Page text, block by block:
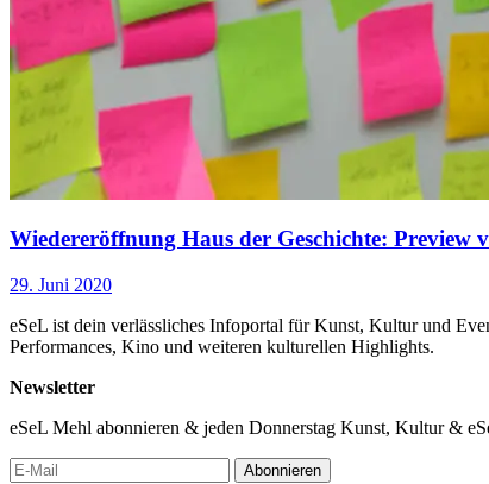
Wiedereröffnung Haus der Geschichte: Preview
29. Juni 2020
eSeL ist dein verlässliches Infoportal für Kunst, Kultur und
Performances, Kino und weiteren kulturellen Highlights.
Newsletter
eSeL Mehl abonnieren & jeden Donnerstag Kunst, Kultur &
Abonnieren